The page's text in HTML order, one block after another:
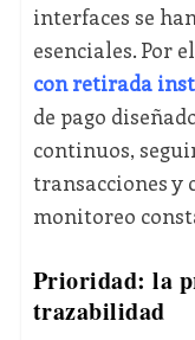
interfaces se
esenciales. Por
con retirada
de pago
continuos,
transacciones y
monitoreo
Prioridad: la
trazabilidad